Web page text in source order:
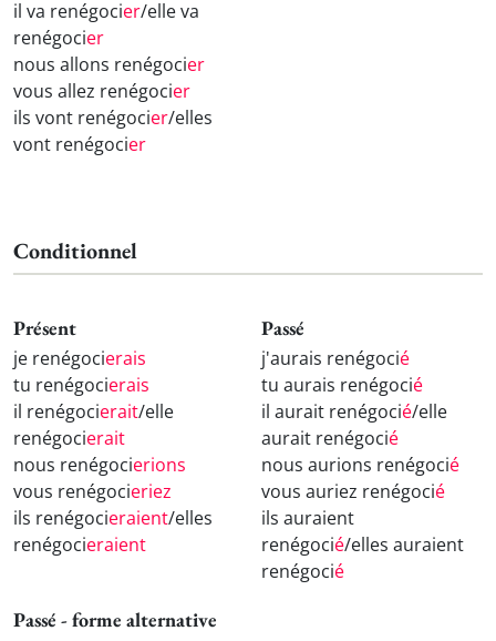
il va renégocier/elle va
renégocier
nous allons renégocier
vous allez renégocier
ils vont renégocier/elles
vont renégocier
Conditionnel
Présent
je renégocierais
tu renégocierais
il renégocierait/elle
renégocierait
nous renégocierions
vous renégocieriez
ils renégocieraient/elles
renégocieraient
Passé
j'aurais renégocié
tu aurais renégocié
il aurait renégocié/elle
aurait renégocié
nous aurions renégocié
vous auriez renégocié
ils auraient
renégocié/elles auraient
renégocié
Passé - forme alternative